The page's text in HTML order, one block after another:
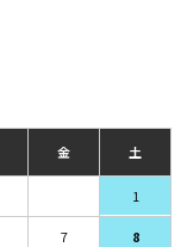
金 土
1
7 8